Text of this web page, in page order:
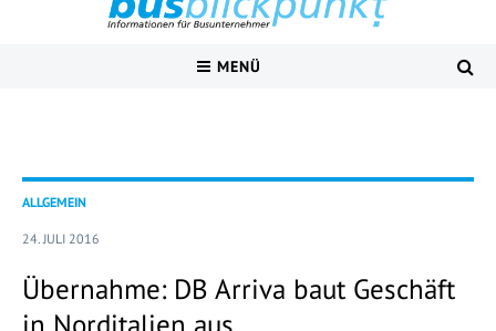
MENÜ
ALLGEMEIN
24. JULI 2016
Übernahme: DB Arriva baut Geschäft